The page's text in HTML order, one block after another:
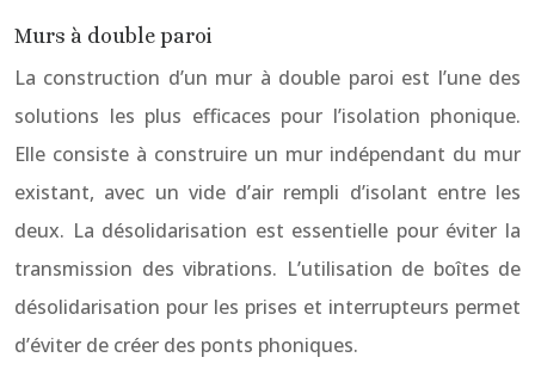
Murs à double paroi
La construction d’un mur à double paroi est l’une des
solutions les plus efficaces pour l’isolation phonique.
Elle consiste à construire un mur indépendant du mur
existant, avec un vide d’air rempli d’isolant entre les
deux. La désolidarisation est essentielle pour éviter la
transmission des vibrations. L’utilisation de boîtes de
désolidarisation pour les prises et interrupteurs permet
d’éviter de créer des ponts phoniques.